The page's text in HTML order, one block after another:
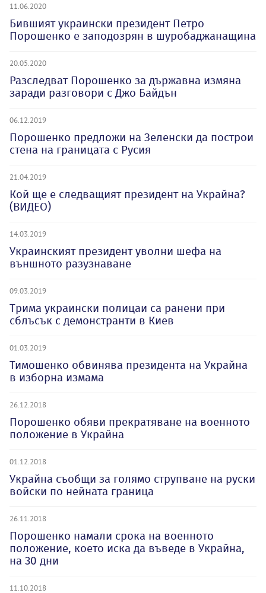
11.06.2020
Бившият украински президент Петро
Порошенко е заподозрян в шуробаджанащина
20.05.2020
Разследват Порошенко за държавна измяна
заради разговори с Джо Байдън
06.12.2019
Порошенко предложи на Зеленски да построи
стена на границата с Русия
21.04.2019
Кой ще е следващият президент на Украйна?
(ВИДЕО)
14.03.2019
Украинският президент уволни шефа на
външното разузнаване
09.03.2019
Трима украински полицаи са ранени при
сблъсък с демонстранти в Киев
01.03.2019
Тимошенко обвинява президента на Украйна
в изборна измама
26.12.2018
Порошенко обяви прекратяване на военното
положение в Украйна
01.12.2018
Украйна съобщи за голямо струпване на руски
войски по нейната граница
26.11.2018
Порошенко намали срока на военното
положение, което иска да въведе в Украйна,
на 30 дни
11.10.2018